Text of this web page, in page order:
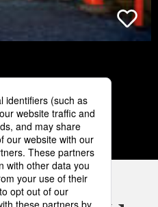
4 5
備 SNSアカウント